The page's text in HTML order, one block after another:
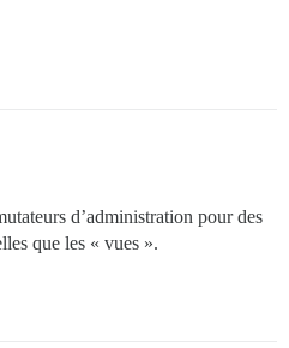
d’administration pour des
que les « vues ».